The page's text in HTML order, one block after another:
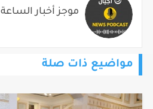
موجز أخبار الساعة 12 م 2026/08/06
مواضيع ذات صلة